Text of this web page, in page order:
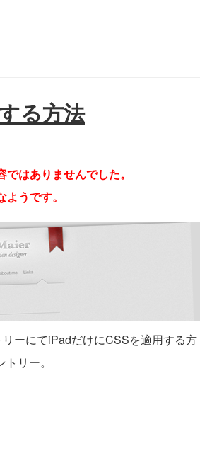
る方法
はありませんでした。
うです。
リーにてiPadだけにCSSを適用する方
リー。